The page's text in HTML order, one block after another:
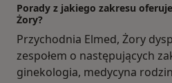
Porady z jakiego zakresu
Żory?
Przychodnia Elmed, Żory
zespołem o następujących
ginekologia, medycyna